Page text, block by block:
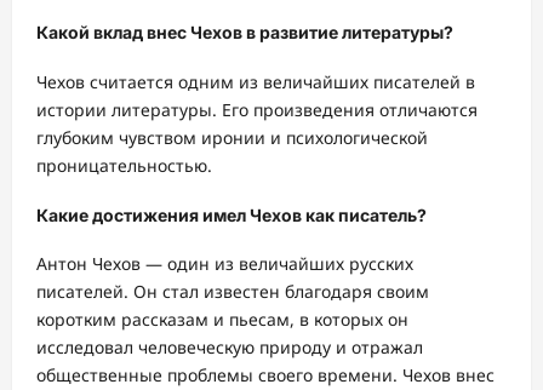
Какой вклад внес Чехов в развитие литературы?
Чехов считается одним из величайших писателей в
истории литературы. Его произведения отличаются
глубоким чувством иронии и психологической
проницательностью.
Какие достижения имел Чехов как писатель?
Антон Чехов — один из величайших русских
писателей. Он стал известен благодаря своим
коротким рассказам и пьесам, в которых он
исследовал человеческую природу и отражал
общественные проблемы своего времени. Чехов внес